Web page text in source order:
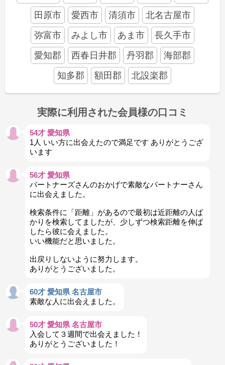
田原市
愛西市 清須市
北名古屋市
弥富市
みよし市 あま市
長久手市
愛知郡
西春日井郡 丹羽郡
海部郡
知多郡
額田郡 北設楽郡
実際に利用された会員様の口コミ
54才 愛知県
1人 いい方に出会えたので満足です ありがとうござ
います
56才 愛知県
パートナーズさんのおかげで素敵なパートナーさん
に出会えました。
検索条件に「距離」があるので最初は近距離の人ば
かりを検索してましたが、少しずつ検索距離を伸ば
したら彼に会えました。
いい機能だと思いました。
出戻りしないように努力します。
ありがとうございました。
60才 愛知県 名古屋市
素敵な人に出会えました。
50才 愛知県 名古屋市
入会して３週間で出会えました！
ありがとうございました！